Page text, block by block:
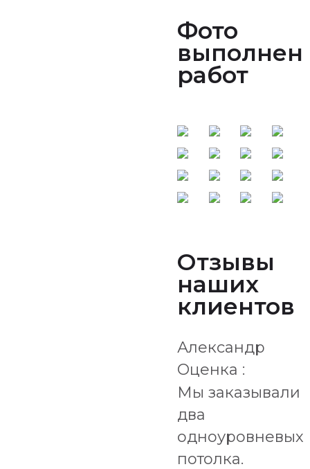
Фото
работ
Отзывы
наших
клиентов
Александр
Оценка :
Мы заказывали
два
одноуровневых
потолка.